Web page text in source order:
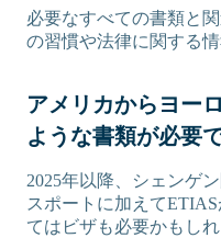
必要なすべての書類と
の習慣や法律に関する
アメリカからヨー
ような書類が必要
2025年以降、シェンゲ
スポートに加えて
てはビザも必要かもしれ